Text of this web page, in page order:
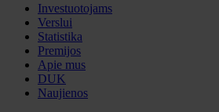
Investuotojams
Verslui
Statistika
Premijos
Apie mus
DUK
Naujienos